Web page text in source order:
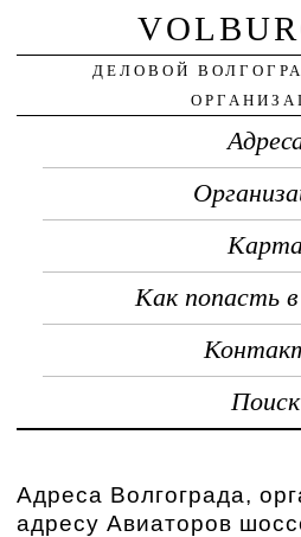
ДЕЛОВОЙ
Карта
Как попасть
Поиск
Адреса Волгограда,
адресу Авиаторов